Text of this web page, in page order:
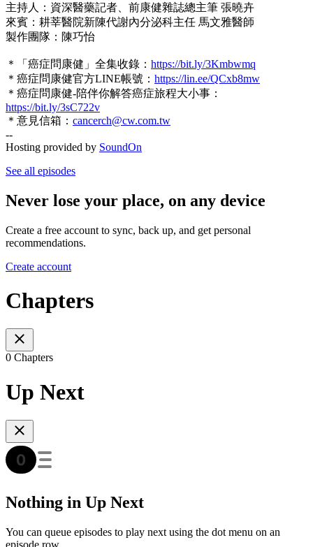
主持人：資深醫藥記者、前康健雜誌總主筆 張曉卉
來賓：耕莘醫院新陳代謝內分泌科主任 馬文雅醫師
製作團隊：陳巧怡
＊「癌症問康健」全集收錄： https://bit.ly/3Kmbwmq
＊癌症問康健官方LINE帳號： https://lin.ee/QCxb8mw
＊癌症問康健-陪伴你解答癌症旅程大小事：
https://bit.ly/3sC722v
＊意見信箱： cancerch@cw.com.tw
--
Hosting provided by SoundOn
See all episodes
Never lose your place, on any device
Create a free account to sync, back up, and get personal
recommendations.
Create account
Chapters
0 Chapters
Up Next
Nothing in Up Next
You can queue episodes to play next using the dot menu on an
episode row.